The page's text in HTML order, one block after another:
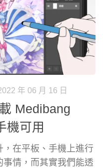
年 06 月 16 日
Medibang
機可用
，在平板、手機上進行
情，而其實我們能透